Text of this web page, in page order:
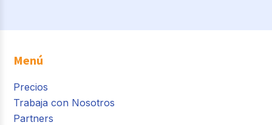
Menú
Precios
Trabaja con Nosotros
Partners